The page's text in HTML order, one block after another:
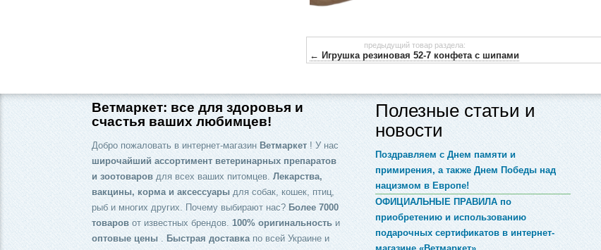
предыдущий товар раздела:
← Игрушка резиновая 52-7 конфета с шипами
Ветмаркет: все для здоровья и
счастья ваших любимцев!
Добро пожаловать в интернет-магазин Ветмаркет ! У нас
широчайший ассортимент ветеринарных препаратов
и зоотоваров для всех ваших питомцев. Лекарства,
вакцины, корма и аксессуары для собак, кошек, птиц,
рыб и многих других. Почему выбирают нас? Более 7000
товаров от известных брендов. 100% оригинальность и
оптовые цены
Быстрая доставка по всей Украине и
Полезные статьи и
новости
Поздравляем с Днем памяти и
примирения, а также Днем Победы над
нацизмом в Европе!
ОФИЦИАЛЬНЫЕ ПРАВИЛА по
приобретению и использованию
подарочных сертификатов в интернет-